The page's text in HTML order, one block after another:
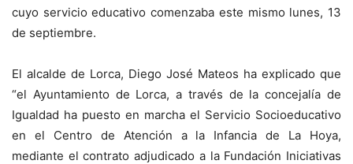
cuyo servicio educativo comenzaba este mismo lunes, 13
de septiembre.
El alcalde de Lorca, Diego José Mateos ha explicado que
“el Ayuntamiento de Lorca, a través de la concejalía de
Igualdad ha puesto en marcha el Servicio Socioeducativo
en el Centro de Atención a la Infancia de La Hoya,
mediante el contrato adjudicado a la Fundación Iniciativas